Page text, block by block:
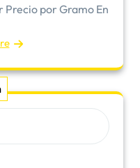
Precio por Gramo En